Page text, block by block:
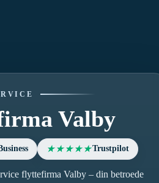
Valby
★★★★★Trustpilot
flyttefirma Valby – din betroede